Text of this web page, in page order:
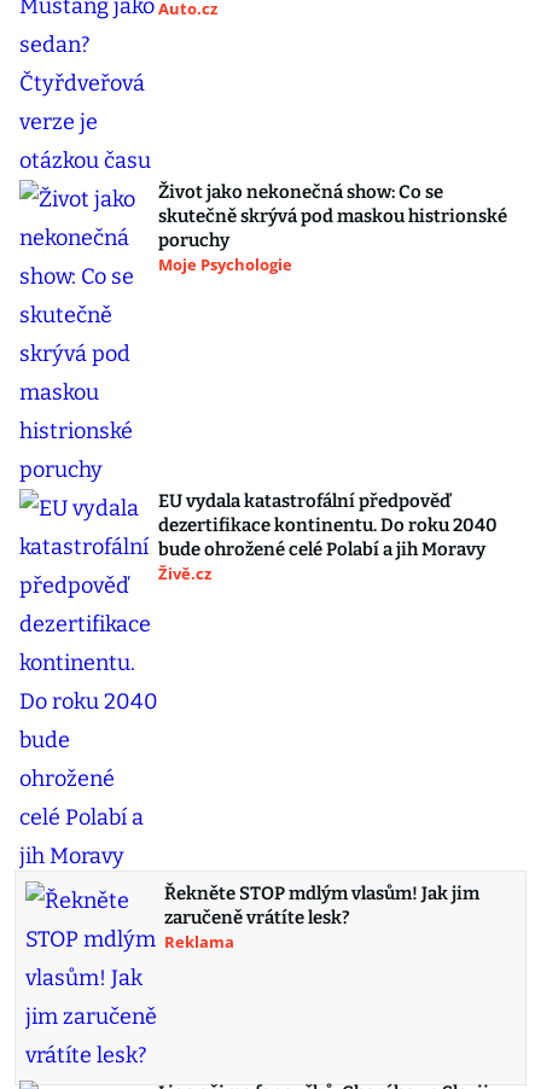
Auto.cz
Život jako nekonečná show: Co se
skutečně skrývá pod maskou histrionské
poruchy
Moje Psychologie
EU vydala katastrofální předpověď
dezertifikace kontinentu. Do roku 2040
bude ohrožené celé Polabí a jih Moravy
Živě.cz
Řekněte STOP mdlým vlasům! Jak jim
zaručeně vrátíte lesk?
Reklama